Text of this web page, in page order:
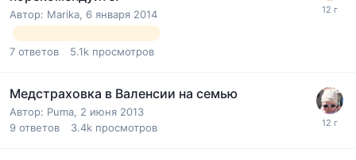
Автор: Marika, 6 января 2014
7 ответов 5.1k просмотров
Медстраховка в Валенсии на семью
Автор: Puma, 2 июня 2013
9 ответов 3.4k просмотров